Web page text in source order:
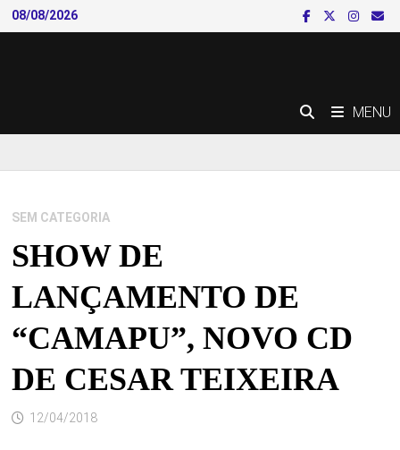
Skip
to
08/08/2026
MENU
SEM CATEGORIA
SHOW DE
LANÇAMENTO DE
“CAMAPU”, NOVO CD
DE CESAR TEIXEIRA
12/04/2018